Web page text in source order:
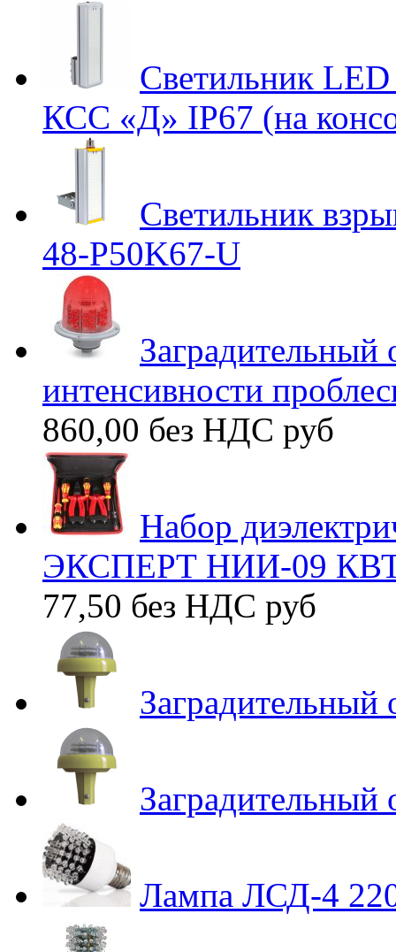
Светильник
КСС «Д» IP67 (на
Светильник
48-P50K67-U
интенсивности
860,00 без НДС руб
Набор
ЭКСПЕРТ НИИ-09 КВТ
77,50 без НДС руб
Лампа ЛСД-4